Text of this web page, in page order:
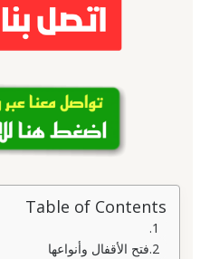
Table of Contents
فتح الأقفال وأنواعها